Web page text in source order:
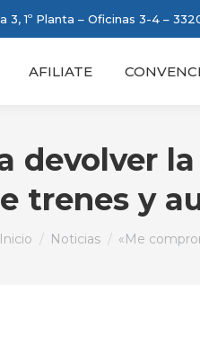
3, 1º Planta – Oficinas 3-4 –
AFILIATE
devolver
y
Estás aquí:
Inicio Noticias «Me